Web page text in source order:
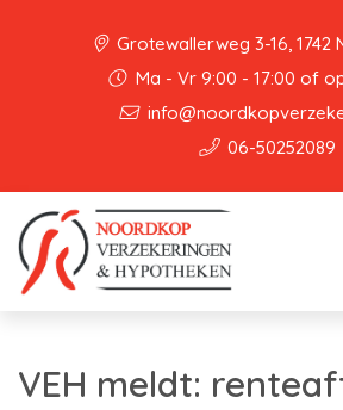
Grotewallerweg 3-16, 1742
Ma - Vr 9:00 - 17:00 of
06-50252089
VEH meldt: